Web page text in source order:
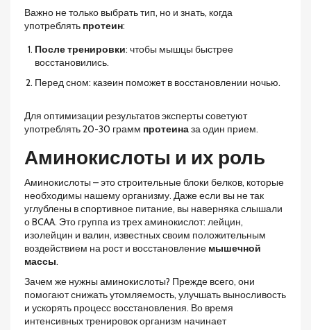
Важно не только выбрать тип, но и знать, когда
употреблять протеин:
После тренировки: чтобы мышцы быстрее
восстановились.
Перед сном: казеин поможет в восстановлении ночью.
Для оптимизации результатов эксперты советуют
употреблять 20-30 грамм протеиназа один прием.
Аминокислоты и их роль
Аминокислоты – это строительные блоки белков, которые
необходимы нашему организму. Даже если вы не так
углублены в спортивное питание, вы наверняка слышали
о BCAA. Это группа из трех аминокислот: лейцин,
изолейцин и валин, известных своим положительным
воздействием на рост и восстановление мышечной
массы.
Зачем же нужны аминокислоты? Прежде всего, они
помогают снижать утомляемость, улучшать выносливость
и ускорять процесс восстановления. Во время
интенсивных тренировок организм начинает